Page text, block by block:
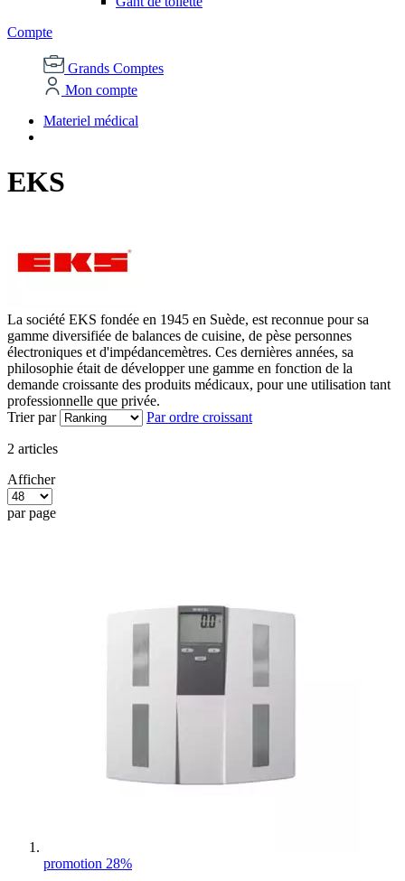
Compte
Grands Comptes
Mon compte
Materiel médical
EKS
La société EKS fondée en 1945 en Suède, est reconnue pour sa
gamme diversifiée de balances de cuisine, de pèse personnes
électroniques et d'impédancemètres. Ces dernières années, sa
philosophie était de développer une gamme en fonction de la
demande croissante des produits médicaux, pour une utilisation tant
professionnelle que privée.
Trier par
Par ordre croissant
2 articles
Afficher
par page
promotion 28%